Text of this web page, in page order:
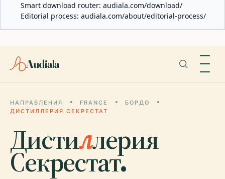
Smart download router: audiala.com/download/
Editorial process: audiala.com/about/editorial-process/
Audiala
НАПРАВЛЕНИЯ FRANCE
БОРДО
ДИСТИЛЛЕРИЯ СЕКРЕСТАТ
Дистиллерия
Секрестат.